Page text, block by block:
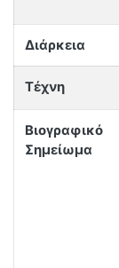
Διάρκεια
Τέχνη
Βιογραφικό
Σημείωμα